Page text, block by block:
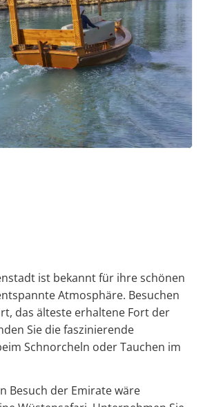
ist bekannt für ihre schönen
Atmosphäre. Besuchen
das älteste erhaltene Fort der
Sie die faszinierende
Schnorcheln oder Tauchen im
Besuch der Emirate wäre